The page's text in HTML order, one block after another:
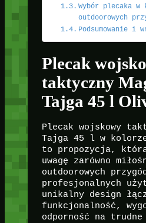
Wybór plecaka w
outdoorowych
Podsumowanie i
Plecak
taktyczny
Tajga 45 l
Plecak wojskowy
Tajga 45 l w
to propozycja,
uwagę zarówno
outdoorowych
profesjonalnych
unikalny design
funkcjonalność,
odporność na trudne